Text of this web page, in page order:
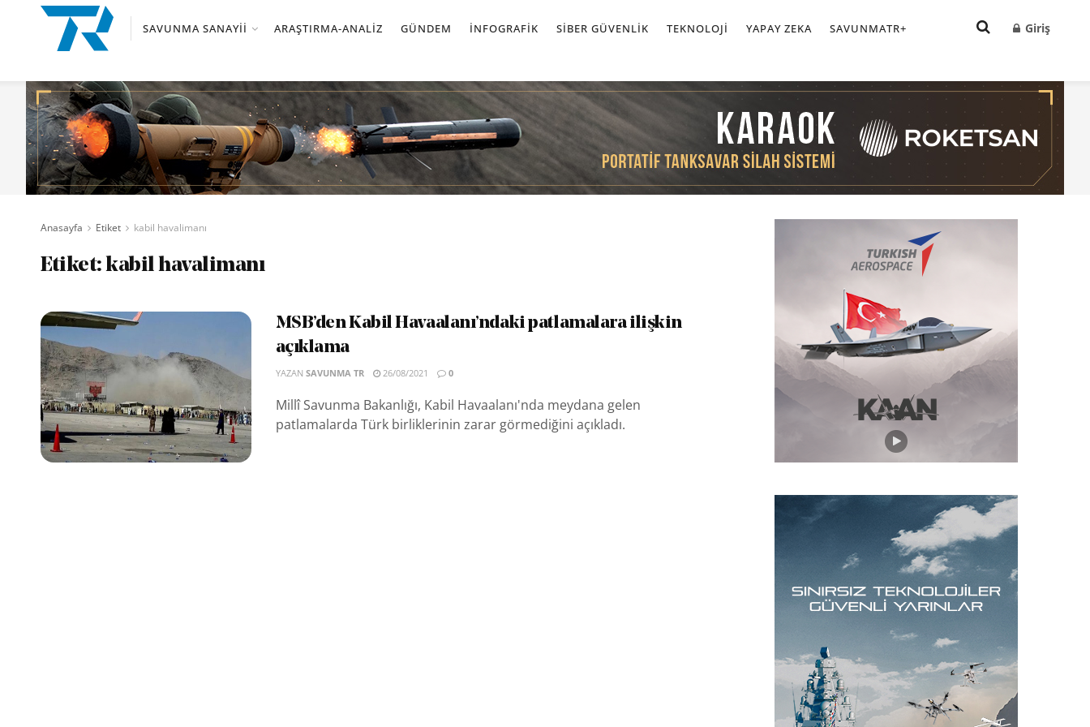
SAVUNMA SANAYII ARAŞTIRMA-ANALIZ GÜNDEM İNFOGRAFIK SIBER GÜVENLIK TEKNOLOJI YAPAY ZEKA SAVUNMATR+ Giriş
Anasayfa Etiket kabil havalimanı
Etiket:kabil havalimanı
MSB’den Kabil Havaalanı’ndaki patlamalara ilişkin
açıklama
YAZAN SAVUNMA TR 26/08/2021 0
Millî Savunma Bakanlığı, Kabil Havaalanı'nda meydana gelen
patlamalarda Türk birliklerinin zarar görmediğini açıkladı.